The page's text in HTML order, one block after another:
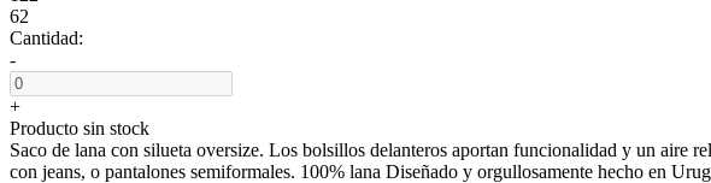
62
Cantidad:
-
+
Producto sin stock
Saco de lana con silueta oversize. Los bolsillos delanteros aportan funcionalidad y un aire
con jeans, o pantalones semiformales. 100% lana Diseñado y orgullosamente hecho en